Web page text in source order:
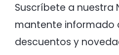
Suscríbete a nuestra
mantente informado
descuentos y